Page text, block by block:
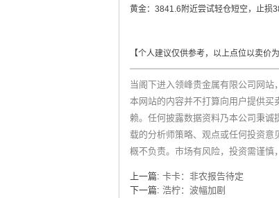
黄金：3841.6附近尝试轻仓短空，止损
【个人建议仅供参考，以上点位以卖价
当阁下进入领峰贵金属有限公司网站
本网站的内容并不打算向用户提供
赖。任何披露数据资料乃本公司秉
载的分析师策略、观点或任何投资
概不负责。市场有风险，投资需谨慎
上一篇: 卡卡：非农报告待定
下一篇: 浩柠：波幅加剧